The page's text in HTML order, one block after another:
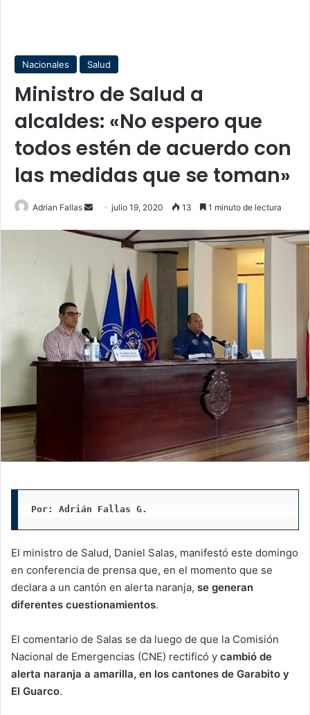
Nacionales Salud
Ministro de Salud a
alcaldes: «No espero que
todos estén de acuerdo con
las medidas que se toman»
Adrian Fallas
Send
email
julio 19, 2020 13 1 minuto de lectura
Por: Adrián Fallas G.
El ministro de Salud, Daniel Salas, manifestó este domingo
en conferencia de prensa que, en el momento que se
declara a un cantón en alerta naranja, se generan
diferentes cuestionamientos.
El comentario de Salas se da luego de que la Comisión
Nacional de Emergencias (CNE) rectificó y cambió de
alerta naranja a amarilla, en los cantones de Garabito y
El Guarco.